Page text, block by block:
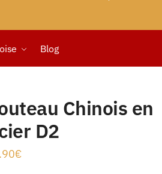
Blog
Chinois en
D2
€